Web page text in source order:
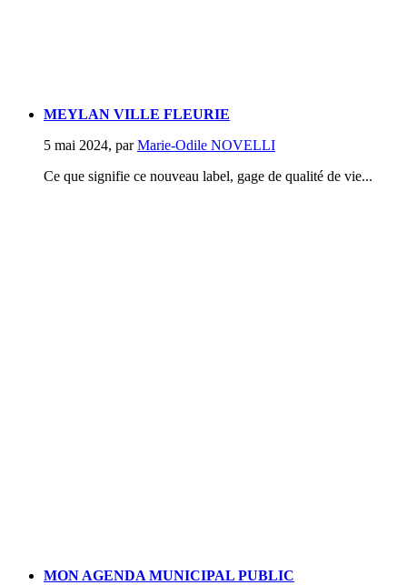
MEYLAN VILLE FLEURIE
5 mai 2024, parMarie-Odile NOVELLI
Ce que signifie ce nouveau label, gage de qualité de vie...
MON AGENDA MUNICIPAL PUBLIC